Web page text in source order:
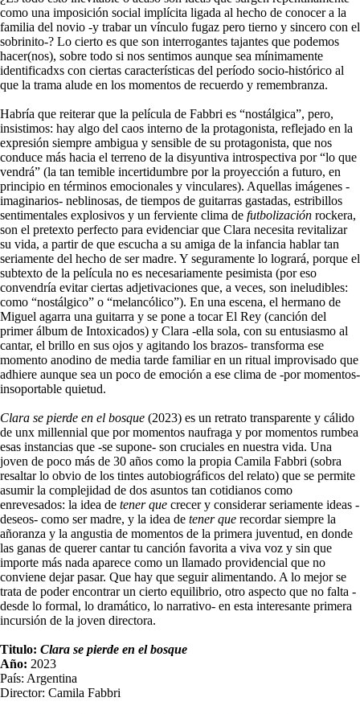
como una imposición social implícita ligada al hecho de conocer a la
familia del novio -y trabar un vínculo fugaz pero tierno y sincero con el
sobrinito-? Lo cierto es que son interrogantes tajantes que podemos
hacer(nos), sobre todo si nos sentimos aunque sea mínimamente
identificadxs con ciertas características del período socio-histórico al
que la trama alude en los momentos de recuerdo y remembranza.
Habría que reiterar que la película de Fabbri es “nostálgica”, pero,
insistimos: hay algo del caos interno de la protagonista, reflejado en la
expresión siempre ambigua y sensible de su protagonista, que nos
conduce más hacia el terreno de la disyuntiva introspectiva por “lo que
vendrá” (la tan temible incertidumbre por la proyección a futuro, en
principio en términos emocionales y vinculares). Aquellas imágenes -
imaginarios- neblinosas, de tiempos de guitarras gastadas, estribillos
sentimentales explosivos y un ferviente clima de futbolización rockera,
son el pretexto perfecto para evidenciar que Clara necesita revitalizar
su vida, a partir de que escucha a su amiga de la infancia hablar tan
seriamente del hecho de ser madre. Y seguramente lo logrará, porque el
subtexto de la película no es necesariamente pesimista (por eso
convendría evitar ciertas adjetivaciones que, a veces, son ineludibles:
como “nostálgico” o “melancólico”). En una escena, el hermano de
Miguel agarra una guitarra y se pone a tocar El Rey (canción del
primer álbum de Intoxicados) y Clara -ella sola, con su entusiasmo al
cantar, el brillo en sus ojos y agitando los brazos- transforma ese
momento anodino de media tarde familiar en un ritual improvisado que
adhiere aunque sea un poco de emoción a ese clima de -por momentos-
insoportable quietud.
Clara se pierde en el bosque (2023) es un retrato transparente y cálido
de unx millennial que por momentos naufraga y por momentos rumbea
esas instancias que -se supone- son cruciales en nuestra vida. Una
joven de poco más de 30 años como la propia Camila Fabbri (sobra
resaltar lo obvio de los tintes autobiográficos del relato) que se permite
asumir la complejidad de dos asuntos tan cotidianos como
enrevesados: la idea de tener que crecer y considerar seriamente ideas -
deseos- como ser madre, y la idea de tener que recordar siempre la
añoranza y la angustia de momentos de la primera juventud, en donde
las ganas de querer cantar tu canción favorita a viva voz y sin que
importe más nada aparece como un llamado providencial que no
conviene dejar pasar. Que hay que seguir alimentando. A lo mejor se
trata de poder encontrar un cierto equilibrio, otro aspecto que no falta -
desde lo formal, lo dramático, lo narrativo- en esta interesante primera
incursión de la joven directora.
Titulo: Clara se pierde en el bosque
Año: 2023
País: Argentina
Director: Camila Fabbri